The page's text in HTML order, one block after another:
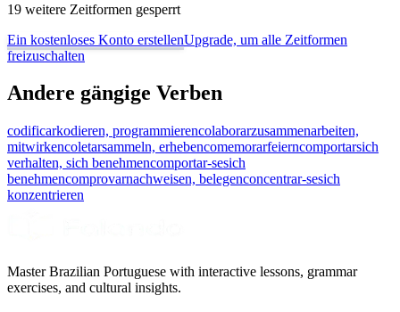
19 weitere Zeitformen gesperrt
Ein kostenloses Konto erstellenUpgrade, um alle Zeitformen
freizuschalten
Andere gängige Verben
codificarkodieren, programmierencolaborarzusammenarbeiten,
mitwirkencoletarsammeln, erhebencomemorarfeierncomportarsich
verhalten, sich benehmencomportar-sesich
benehmencomprovarnachweisen, belegenconcentrar-sesich
konzentrieren
Master Brazilian Portuguese with interactive lessons, grammar
exercises, and cultural insights.